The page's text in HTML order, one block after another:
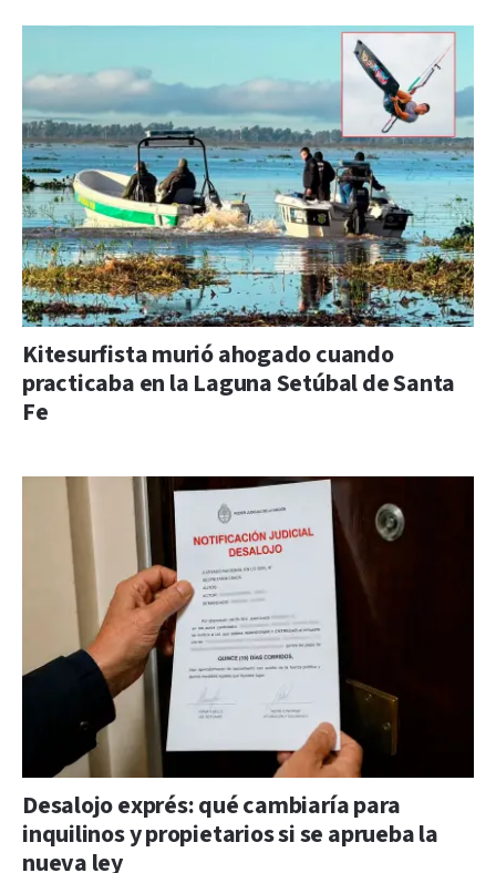
Kitesurfista murió ahogado cuando
practicaba en la Laguna Setúbal de Santa
Fe
Desalojo exprés: qué cambiaría para
inquilinos y propietarios si se aprueba la
nueva ley